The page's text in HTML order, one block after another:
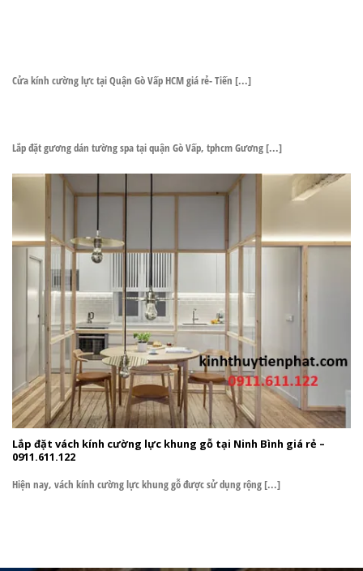
Cửa kính cường lực tại Quận Gò Vấp HCM giá rẻ- Tiến [...]
Lắp đặt gương dán tường spa tại quận Gò Vấp, tphcm Gương [...]
Lắp đặt vách kính cường lực khung gỗ tại Ninh Bình giá rẻ –
0911.611.122
Hiện nay, vách kính cường lực khung gỗ được sử dụng rộng [...]